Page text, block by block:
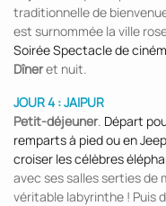
traditionnelle de
est surnommée la ville
Soirée Spectacle de
Dîneret nuit.
JOUR 4 : JAIPUR
Petit-déjeuner. Départ
remparts à pied ou en
croiser les célèbres
avec ses salles serties de
véritable labyrinthe ! Puis